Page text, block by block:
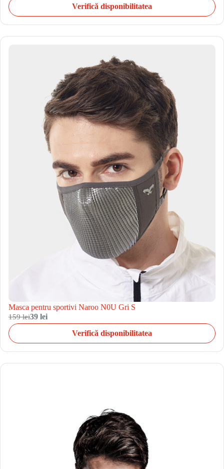
Verifică disponibilitatea
Masca pentru sportivi Naroo N0U Gri S
159 lei39 lei
Verifică disponibilitatea